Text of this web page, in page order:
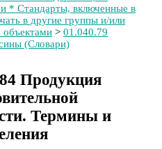
* Стандарты, включенные в
в другие группы и/или
объектами > 01.040.79
(Словари)
Продукция
Термины и